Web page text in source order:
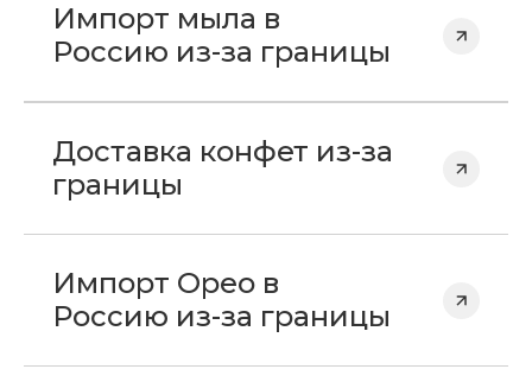
Импорт мыла в
Россию из-за границы
Доставка конфет из-за
границы
Импорт Орео в
Россию из-за границы